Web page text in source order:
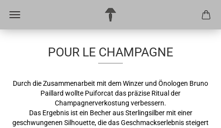
POUR LE CHAMPAGNE
Durch die Zusammenarbeit mit dem Winzer und Önologen Bruno
Paillard wollte Puiforcat das präzise Ritual der
Champagnerverkostung verbessern.
Das Ergebnis ist ein Becher aus Sterlingsilber mit einer
geschwungenen Silhouette, die das Geschmackserlebnis steigert